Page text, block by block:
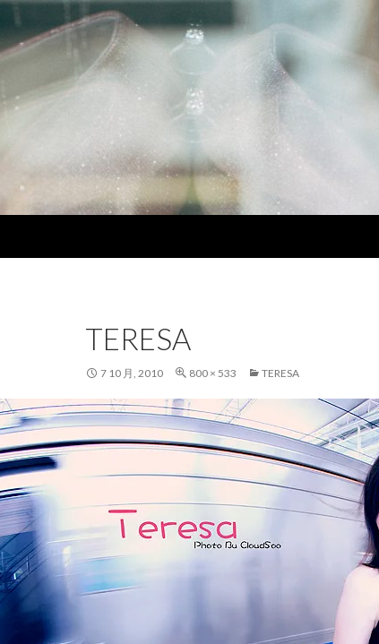
TERESA
7 10 月, 2010 800 × 533 TERESA